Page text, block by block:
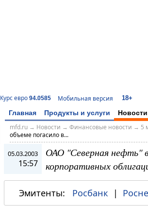
Курс евро 94.0585 Мобильная версия 18+
Главная Продукты и услуги Новости
mfd.ru→ Новости → Финансовые новости → 5
объеме погасило в...
05.03.2003
15:57
ОАО "Северная нефть"
корпоративных
Эмитенты: Росбанк |